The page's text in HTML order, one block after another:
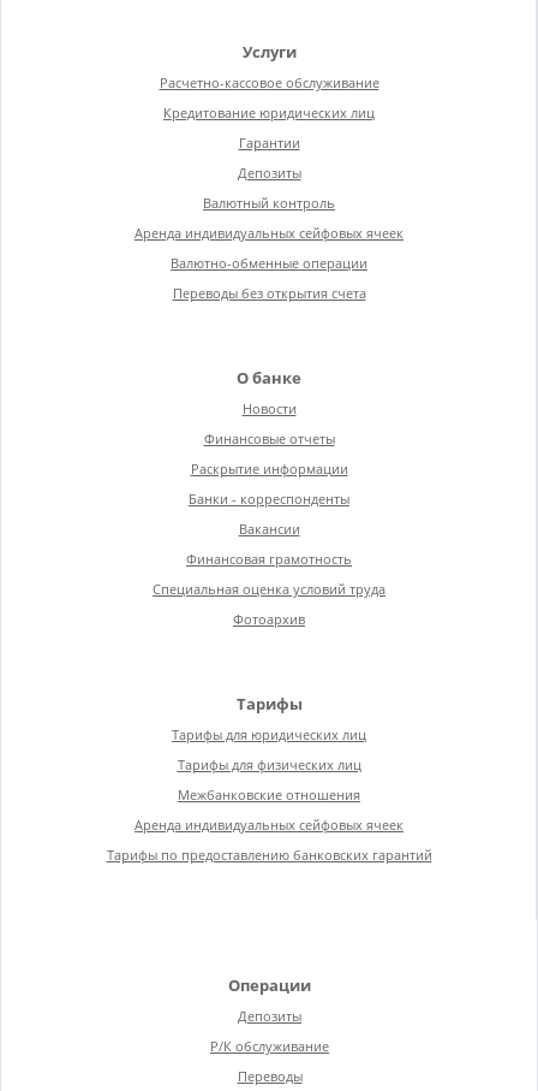
Услуги
Расчетно-кассовое обслуживание
Кредитование юридических лиц
Гарантии
Депозиты
Валютный контроль
Аренда индивидуальных сейфовых ячеек
Валютно-обменные операции
Переводы без открытия счета
О банке
Новости
Финансовые отчеты
Раскрытие информации
Банки - корреспонденты
Вакансии
Финансовая грамотность
Специальная оценка условий труда
Фотоархив
Тарифы
Тарифы для юридических лиц
Тарифы для физических лиц
Межбанковские отношения
Аренда индивидуальных сейфовых ячеек
Тарифы по предоставлению банковских гарантий
Операции
Депозиты
Р/К обслуживание
Переводы